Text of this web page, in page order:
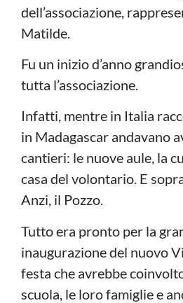
dell’associazione,
Matilde.
Fu un inizio d’anno
tutta l’associazione.
Infatti, mentre in Italia
in Madagascar andavano
cantieri: le nuove aule, la
casa del volontario. E
Anzi, il Pozzo.
Tutto era pronto per la
inaugurazione del nuovo
festa che avrebbe
scuola, le loro famiglie e